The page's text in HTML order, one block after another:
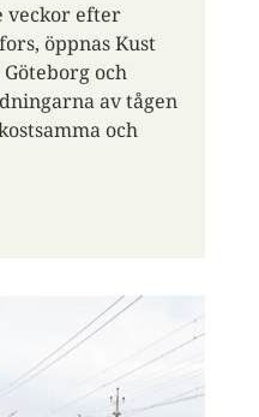
veckor efter
öppnas Kust
och
av tågen
och